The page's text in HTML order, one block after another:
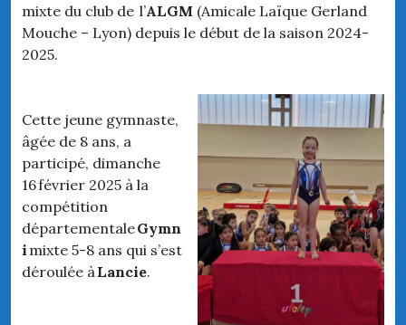
mixte du club de l’ALGM (Amicale Laïque Gerland
Mouche – Lyon) depuis le début de la saison 2024-
2025.
Cette jeune gymnaste,
âgée de 8 ans, a
participé, dimanche
16 février 2025 à la
compétition
départementaleGymn
i mixte 5-8 ans qui s’est
déroulée àLancie.